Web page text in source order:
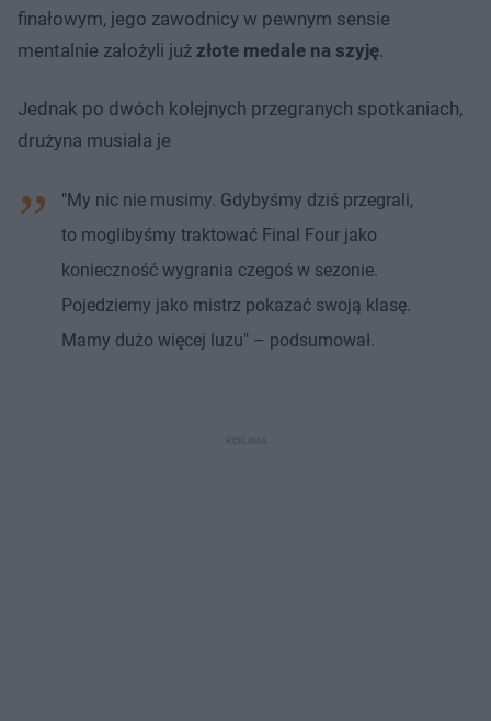
finałowym, jego zawodnicy w pewnym sensie
mentalnie założyli już złote medale na szyję.
Jednak po dwóch kolejnych przegranych spotkaniach,
drużyna musiała je
"My nic nie musimy. Gdybyśmy dziś przegrali,
to moglibyśmy traktować Final Four jako
konieczność wygrania czegoś w sezonie.
Pojedziemy jako mistrz pokazać swoją klasę.
Mamy dużo więcej luzu" – podsumował.